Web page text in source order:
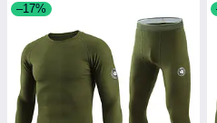
–17%